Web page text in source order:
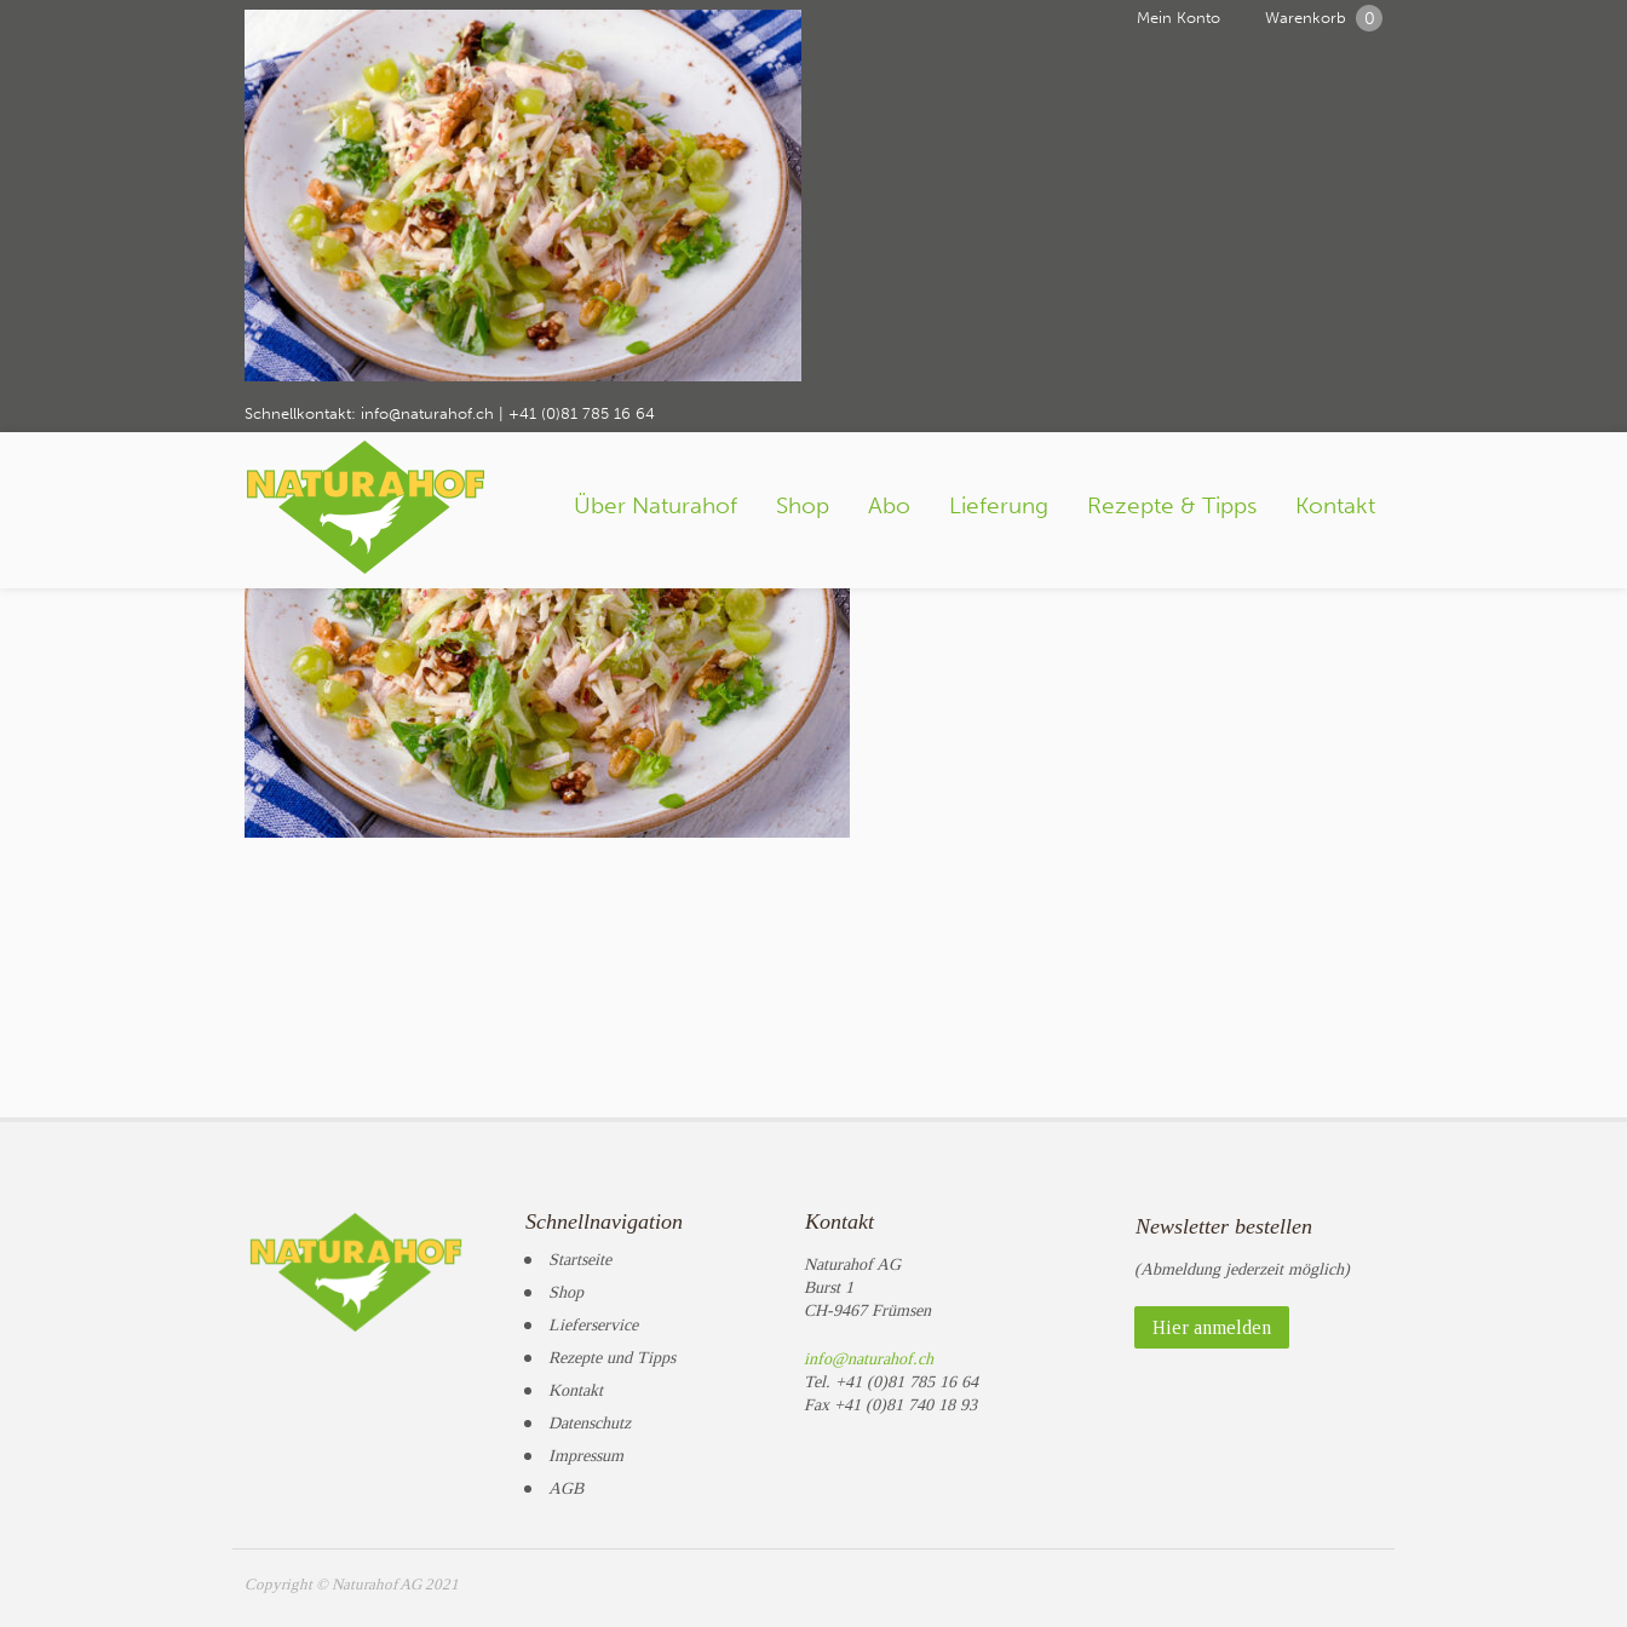
Schnellkontakt: info@naturahof.ch +41 (0)81 785 16 64
Mein Konto Warenkorb 0
Über Naturahof Shop Abo Lieferung Rezepte & Tipps Kontakt
gefluegelsalat_waldorf-
Schnellnavigation
Startseite
Shop
Lieferservice
Rezepte und Tipps
Kontakt
Datenschutz
Impressum
AGB
Kontakt
Naturahof AG
Burst 1
CH-9467 Frümsen
info@naturahof.ch
Tel. +41 (0)81 785 16 64
Fax +41 (0)81 740 18 93
Newsletter bestellen
(Abmeldung jederzeit möglich)
Hier anmelden
Copyright © Naturahof AG 2021